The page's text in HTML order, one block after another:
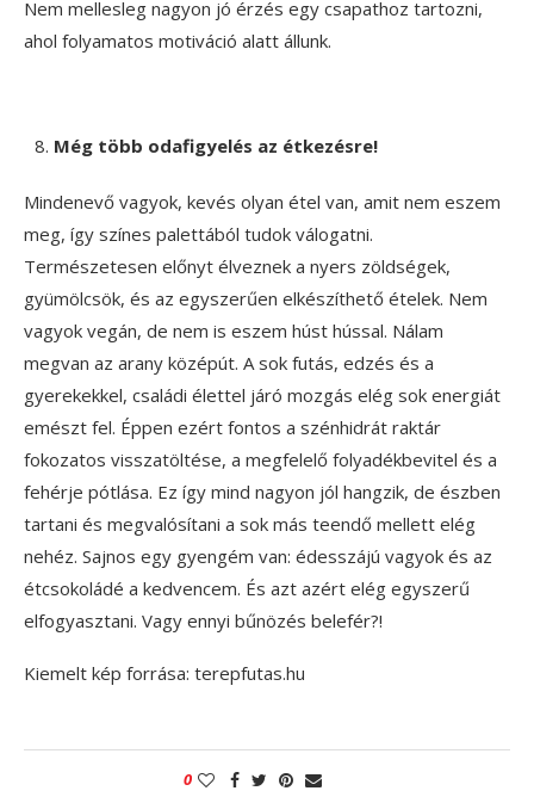
Nem mellesleg nagyon jó érzés egy csapathoz tartozni,
ahol folyamatos motiváció alatt állunk.
Még több odafigyelés az étkezésre!
Mindenevő vagyok, kevés olyan étel van, amit nem eszem
meg, így színes palettából tudok válogatni.
Természetesen előnyt élveznek a nyers zöldségek,
gyümölcsök, és az egyszerűen elkészíthető ételek. Nem
vagyok vegán, de nem is eszem húst hússal. Nálam
megvan az arany középút. A sok futás, edzés és a
gyerekekkel, családi élettel járó mozgás elég sok energiát
emészt fel. Éppen ezért fontos a szénhidrát raktár
fokozatos visszatöltése, a megfelelő folyadékbevitel és a
fehérje pótlása. Ez így mind nagyon jól hangzik, de észben
tartani és megvalósítani a sok más teendő mellett elég
nehéz. Sajnos egy gyengém van: édesszájú vagyok és az
étcsokoládé a kedvencem. És azt azért elég egyszerű
elfogyasztani. Vagy ennyi bűnözés belefér?!
Kiemelt kép forrása: terepfutas.hu
0